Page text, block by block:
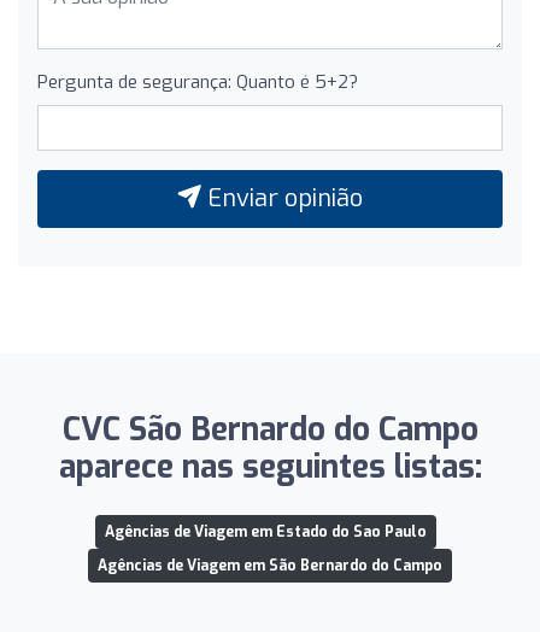
Pergunta de segurança: Quanto é 5+2?
Enviar opinião
CVC São Bernardo do Campo
aparece nas seguintes listas:
Agências de Viagem em Estado do Sao Paulo
Agências de Viagem em São Bernardo do Campo